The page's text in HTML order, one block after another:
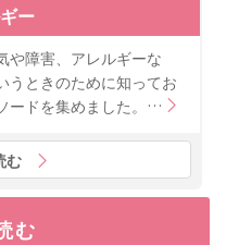
ー
や障害、アレルギーな
うときのために知ってお
ードを集めました。…
む
む